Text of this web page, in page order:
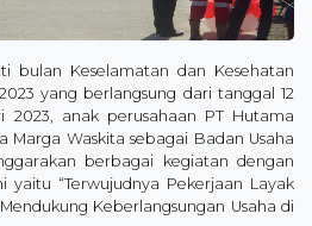
bulan Keselamatan dan Kesehatan
yang berlangsung dari tanggal 12
2023, anak perusahaan PT Hutama
Marga Waskita sebagai Badan Usaha
berbagai kegiatan dengan
“Terwujudnya Pekerjaan Layak
Keberlangsungan Usaha di